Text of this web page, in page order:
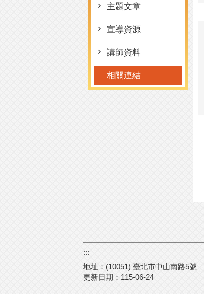
主題文章
宣導資源
講師資料
相關連結
:::
地址：(10051) 臺北市中山南路5號
更新日期： 115-06-24